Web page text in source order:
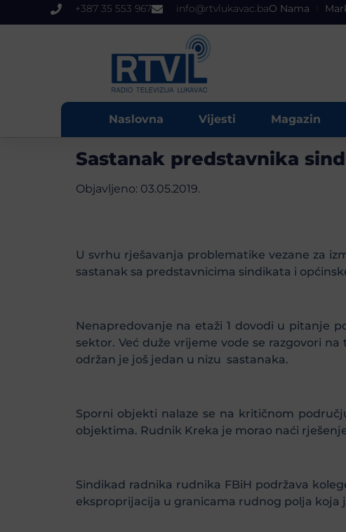
+387 35 553 967 info@rtvlukavac.baO Nama
Naslovna Vijesti Magazin
Sastanak predstavnika
Objavljeno: 03.05.2019.
U svrhu rješavanja problematike vezane za
sastanak sa predstavnicima sindikata i
Nenapredovanje na etaži 1 dovodi u pitanje
sektor. Već duže vrijeme vode se razgovori
održan je još jedan u nizu sastanaka.
Sporni objekti nalaze se na kritičnom
objektima. Rudnik Kreka je morao naći
Sindikad radnika rudnika FBiH podržava
eksproprijacija u granicama rudnog polja koja